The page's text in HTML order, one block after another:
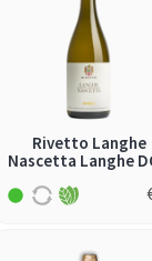
Rivetto Langhe
Nascetta Langhe